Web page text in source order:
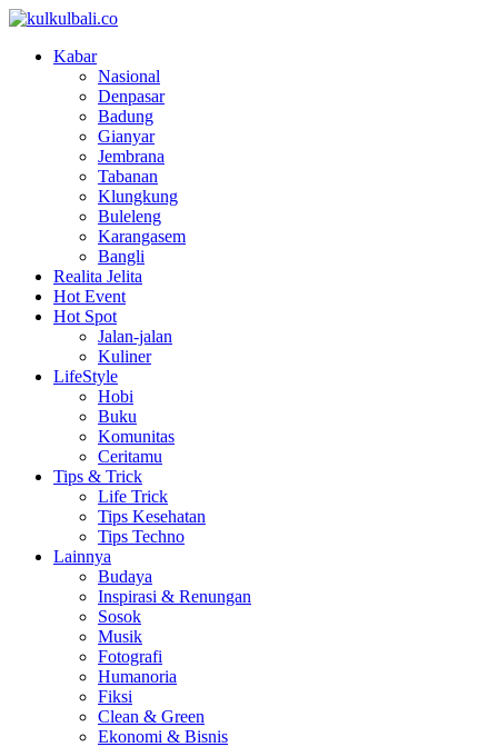
Kabar
Nasional
Denpasar
Badung
Gianyar
Jembrana
Tabanan
Klungkung
Buleleng
Karangasem
Bangli
Realita Jelita
Hot Event
Hot Spot
Jalan-jalan
Kuliner
LifeStyle
Hobi
Buku
Komunitas
Ceritamu
Tips & Trick
Life Trick
Tips Kesehatan
Tips Techno
Lainnya
Budaya
Inspirasi & Renungan
Sosok
Musik
Fotografi
Humanoria
Fiksi
Clean & Green
Ekonomi & Bisnis